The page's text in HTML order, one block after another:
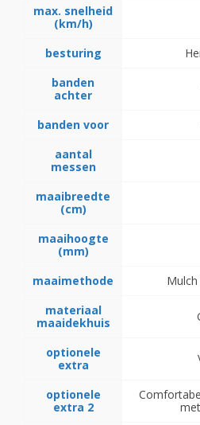
max. snelheid
(km/h)
besturing
banden
achter
banden voor
aantal
messen
maaibreedte
(cm)
maaihoogte
(mm)
maaimethode
materiaal
maaidekhuis
optionele
extra
optionele
extra 2